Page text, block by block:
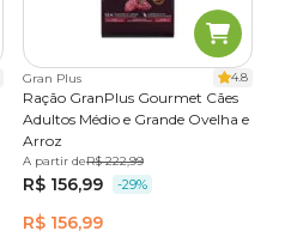
Gran Plus 4.8
Ração GranPlus Gourmet Cães
Adultos Médio e Grande Ovelha e
Arroz
A partir deR$ 222,99
R$ 156,99 -29%
R$ 156,99